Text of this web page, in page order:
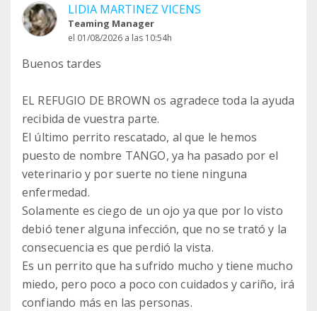
LIDIA MARTINEZ VICENS
Teaming Manager
el 01/08/2026 a las 10:54h
Buenos tardes
EL REFUGIO DE BROWN os agradece toda la ayuda
recibida de vuestra parte.
El último perrito rescatado, al que le hemos
puesto de nombre TANGO, ya ha pasado por el
veterinario y por suerte no tiene ninguna
enfermedad.
Solamente es ciego de un ojo ya que por lo visto
debió tener alguna infección, que no se trató y la
consecuencia es que perdió la vista.
Es un perrito que ha sufrido mucho y tiene mucho
miedo, pero poco a poco con cuidados y cariño, irá
confiando más en las personas.